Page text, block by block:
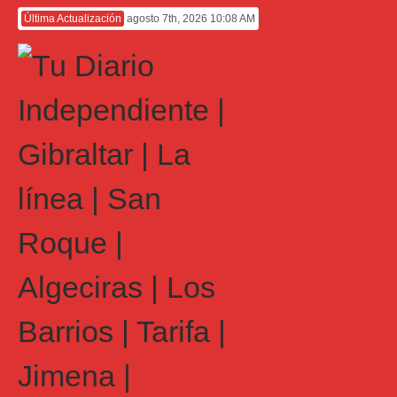
Última Actualización agosto 7th, 2026 10:08 AM